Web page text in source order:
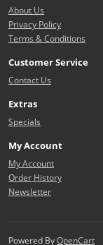
About Us
Privacy Policy
Terms & Conditions
Customer Service
Contact Us
Extras
Specials
My Account
My Account
Order History
Newsletter
Powered ByOpenCart